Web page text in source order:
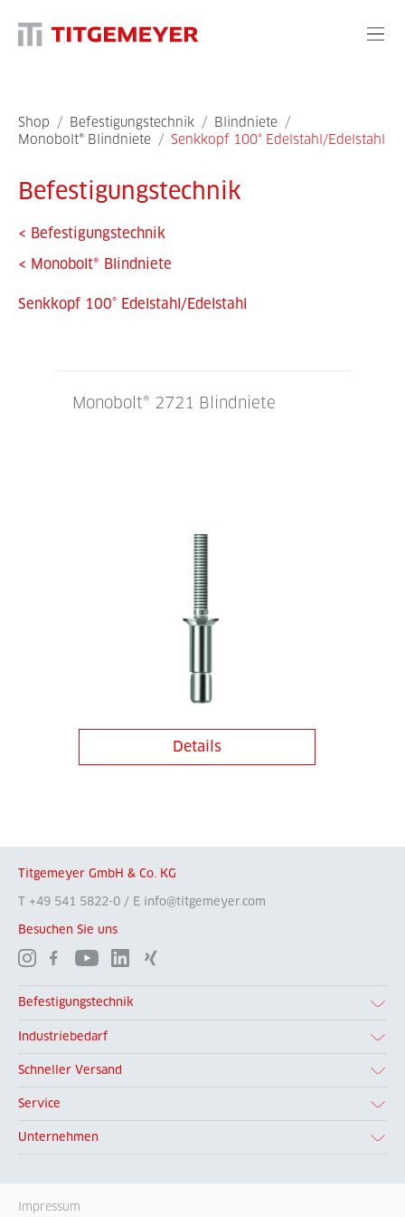
Shop / Befestigungstechnik / Blindniete /
Monobolt® Blindniete / Senkkopf 100° Edelstahl/Edelstahl
Befestigungstechnik
< Befestigungstechnik
< Monobolt® Blindniete
Senkkopf 100° Edelstahl/Edelstahl
Monobolt® 2721 Blindniete
Details
Titgemeyer GmbH & Co. KG
T +49 541 5822-0 / E info@titgemeyer.com
Besuchen Sie uns
Befestigungstechnik
Industriebedarf
Schneller Versand
Service
Unternehmen
Impressum